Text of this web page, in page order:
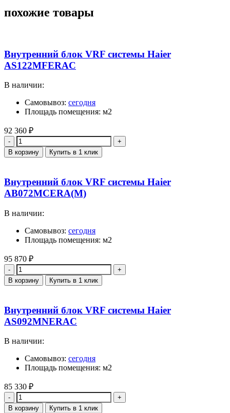
похожие товары
Внутренний блок VRF системы Haier
AS122MFERAC
В наличии:
Самовывоз: сегодня
Площадь помещения: м2
92 360 ₽
Количество
В корзину Купить в 1 клик
Внутренний блок VRF системы Haier
AB072MCERA(M)
В наличии:
Самовывоз: сегодня
Площадь помещения: м2
95 870 ₽
Количество
В корзину Купить в 1 клик
Внутренний блок VRF системы Haier
AS092MNERAC
В наличии:
Самовывоз: сегодня
Площадь помещения: м2
85 330 ₽
Количество
В корзину Купить в 1 клик